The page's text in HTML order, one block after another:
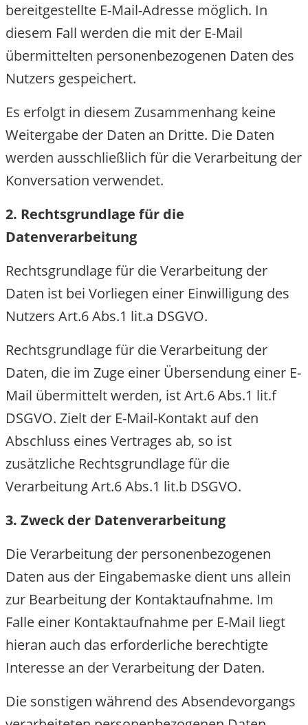
bereitgestellte E-Mail-Adresse möglich. In
diesem Fall werden die mit der E-Mail
übermittelten personenbezogenen Daten des
Nutzers gespeichert.
Es erfolgt in diesem Zusammenhang keine
Weitergabe der Daten an Dritte. Die Daten
werden ausschließlich für die Verarbeitung
Konversation verwendet.
2. Rechtsgrundlage für die
Datenverarbeitung
Rechtsgrundlage für die Verarbeitung der
Daten ist bei Vorliegen einer Einwilligung des
Nutzers Art.6 Abs.1 lit.a DSGVO.
Rechtsgrundlage für die Verarbeitung der
Daten, die im Zuge einer Übersendung einer
Mail übermittelt werden, ist Art.6 Abs.1 lit.f
DSGVO. Zielt der E-Mail-Kontakt auf den
Abschluss eines Vertrages ab, so ist
zusätzliche Rechtsgrundlage für die
Verarbeitung Art.6 Abs.1 lit.b DSGVO.
3. Zweck der Datenverarbeitung
Die Verarbeitung der personenbezogenen
Daten aus der Eingabemaske dient uns allein
zur Bearbeitung der Kontaktaufnahme. Im
Falle einer Kontaktaufnahme per E-Mail liegt
hieran auch das erforderliche berechtigte
Interesse an der Verarbeitung der Daten.
Die sonstigen während des Absendevorgangs